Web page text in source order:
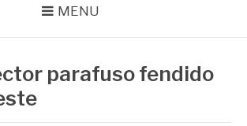
MENU
parafuso fendido